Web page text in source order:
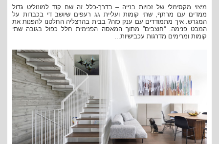
מיצוי מקסימלי של זכויות בנייה – בדרך-כלל זה שם קוד למונוליט גדול
ממדים עם מרתף, שתי קומות ועליית גג רעפים שיושב די בכבדות על
המגרש. איך מתמודדים עם ענק כזה? בבית בהרצליה החלטנו להפנות את
המבט פנימה: “חוצבים” מתוך המאסה הפנימית חלל כפול בגובה שתי
קומות ומרימים מדרגות עכבישיות...